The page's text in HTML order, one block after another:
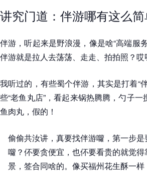
讲究门道：伴游哪有这么
伴游，听起来是野浪漫，像是啥“高端服
伴游就是拉人去荡荡、走走、拍拍照？
我听过的，有些蜀个伴游，其实是打着“
些“老鱼丸店”，看起来锅热腾腾，勺子
鱼肉丸，假的！
偷偷共汝讲，真要找伴游囖，第一步
囖？伓要贪便宜，也伓要看贵的就觉
景，签合同啥的。像买福州花生酥一